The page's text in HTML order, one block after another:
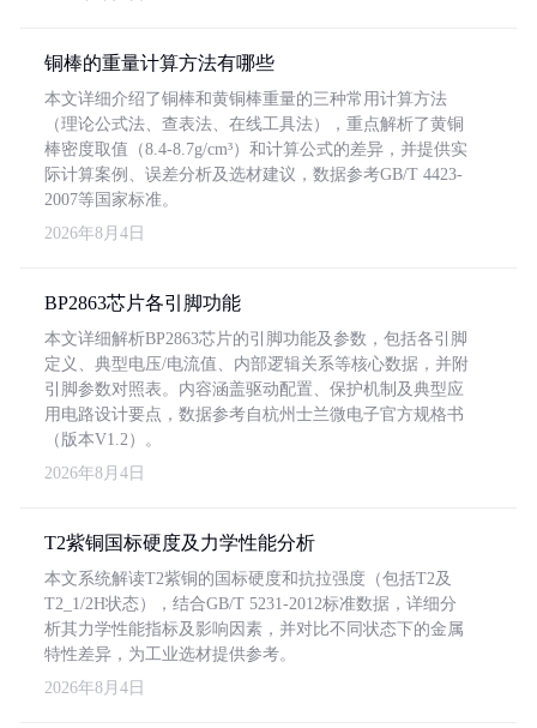
铜棒的重量计算方法有哪些
本文详细介绍了铜棒和黄铜棒重量的三种常用计算方法
（理论公式法、查表法、在线工具法），重点解析了黄铜
棒密度取值（8.4-8.7g/cm³）和计算公式的差异，并提供实
际计算案例、误差分析及选材建议，数据参考GB/T 4423-
2007等国家标准。
2026年8月4日
BP2863芯片各引脚功能
本文详细解析BP2863芯片的引脚功能及参数，包括各引脚
定义、典型电压/电流值、内部逻辑关系等核心数据，并附
引脚参数对照表。内容涵盖驱动配置、保护机制及典型应
用电路设计要点，数据参考自杭州士兰微电子官方规格书
（版本V1.2）。
2026年8月4日
T2紫铜国标硬度及力学性能分析
本文系统解读T2紫铜的国标硬度和抗拉强度（包括T2及
T2_1/2H状态），结合GB/T 5231-2012标准数据，详细分
析其力学性能指标及影响因素，并对比不同状态下的金属
特性差异，为工业选材提供参考。
2026年8月4日